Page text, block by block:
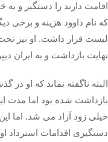
اقامت دارند را دستگیر و به
که نام داوود هزینه و برخی
لیست قرار داشت. او نیز
نهایت بازداشت و به ایران
البته ناگفته نماند که او در
بازداشت شده بود اما مدت
خیلی زود آزاد می ‌شد. اما
دستگیری اقدامات استرداد